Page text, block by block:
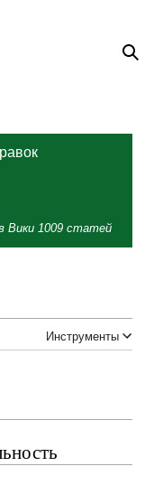
Вики 1009 статей
Инструменты